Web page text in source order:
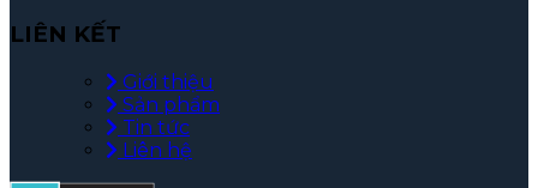
LIÊN KẾT
Giới thiệu
Sản phẩm
Tin tức
Liên hệ